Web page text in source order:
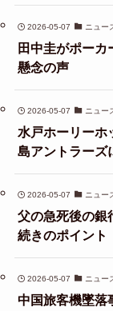
2026-05-07 ニュー
田中圭がポー
懸念の声
2026-05-07 ニュー
水戸ホーリーホ
島アントラーズ
2026-05-07 ニュー
父の急死後の銀
続きのポイント
2026-05-07 ニュー
中国旅客機墜落